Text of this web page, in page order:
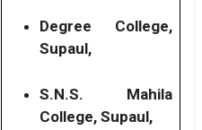
Degree College,
Supaul,
S.N.S. Mahila
College, Supaul,